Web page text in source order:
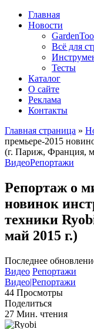
Главная
Новости
Всё для
Тесты
Каталог
О сайте
Реклама
Контакты
Главная страница »
премьере-2015
(г. Париж, Франция,
ВидеоРепортажи
Репортаж о
новинок
техники
май 2015 г.)
Последнее
Видео Репортажи
Видео|Репортажи
44 Просмотры
Поделиться
27 Мин. чтения